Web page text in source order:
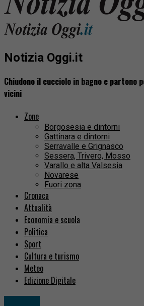
Notizia Oggi.it
Chiudono il cucciolo in bagno e partono
vicini
Zone
Borgosesia e dintorni
Gattinara e dintorni
Serravalle e Grignasco
Sessera, Trivero, Mosso
Varallo e alta Valsesia
Novarese
Fuori zona
Cronaca
Attualità
Economia e scuola
Politica
Sport
Cultura e turismo
Meteo
Edizione Digitale